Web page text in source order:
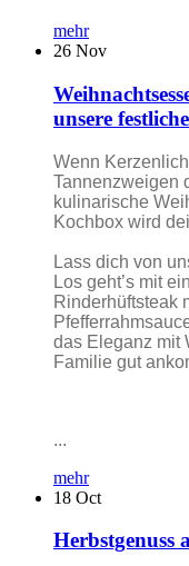
mehr
26 Nov
unsere
Wenn
Tannenzweigen
kulinarische
Kochbox wird
Lass dich von
Los geht’s mit
Rinderhüftsteak
das Eleganz mit
Familie gut
...
mehr
18 Oct
Herbstgenuss